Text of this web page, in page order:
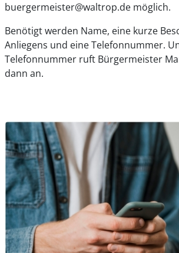
buergermeister@waltrop.de möglich.
Benötigt werden Name, eine kurze
Anliegens und eine Telefonnummer.
Telefonnummer ruft Bürgermeister
dann an.